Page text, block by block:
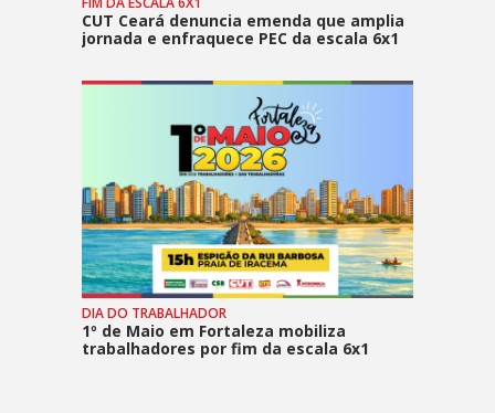
CUT Ceará denuncia emenda que amplia
jornada e enfraquece PEC da escala 6x1
DIA DO TRABALHADOR
1º de Maio em Fortaleza mobiliza
trabalhadores por fim da escala 6x1